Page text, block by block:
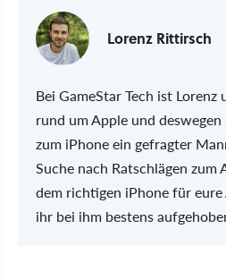
Lorenz Rittirsch
Bei GameStar Tech ist
rund um Apple und deswegen
zum iPhone ein gefragter
Suche nach Ratschlägen
dem richtigen iPhone für eure
ihr bei ihm bestens